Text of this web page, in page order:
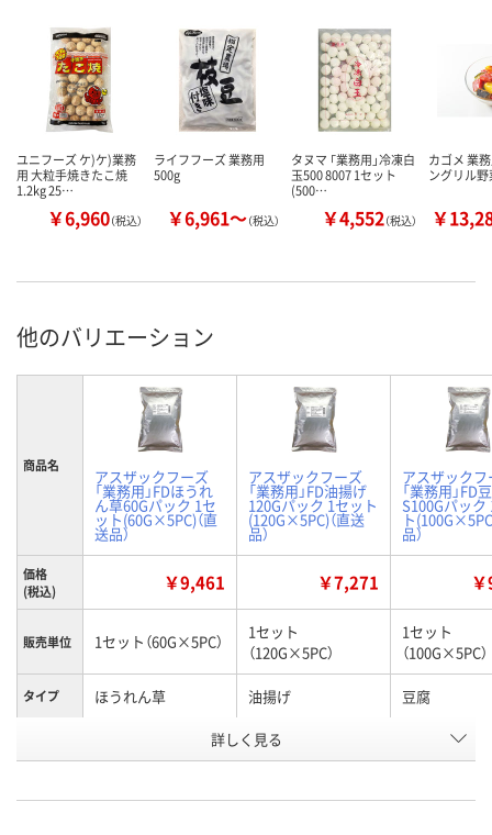
ユニフーズ ケ)ケ)業務
用 大粒手焼きたこ焼
1.2kg 25…
￥6,960（税込）
ライフフーズ 業務用
500g
￥6,961～（税込）
タヌマ 「業務用」冷凍白
玉500 8007 1セット
(500…
￥4,552（税込）
カゴメ 業
ングリル
￥
他のバリエーション
商品名
アスザックフーズ
「業務用」FDほうれ
ん草60Gパック 1セ
ット(60G×5PC)（直
送品）
アスザックフーズ
「業務用」FD油揚げ
120Gパック 1セット
(120G×5PC)（直送
品）
アスザックフ
「業務用」FD
S100Gパック
ト
品）
価格
(税込)
￥9,461 ￥7,271
販売単位 1セット（60G×5PC）
1セット
（120G×5PC）
1セット
（100G×5PC）
タイプ ほうれん草 油揚げ 豆腐
AX02942 AX02943
詳しく見る